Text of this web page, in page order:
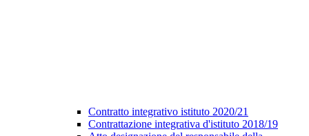
Contratto integrativo istituto 2020/21
Contrattazione integrativa d'istituto 2018/19